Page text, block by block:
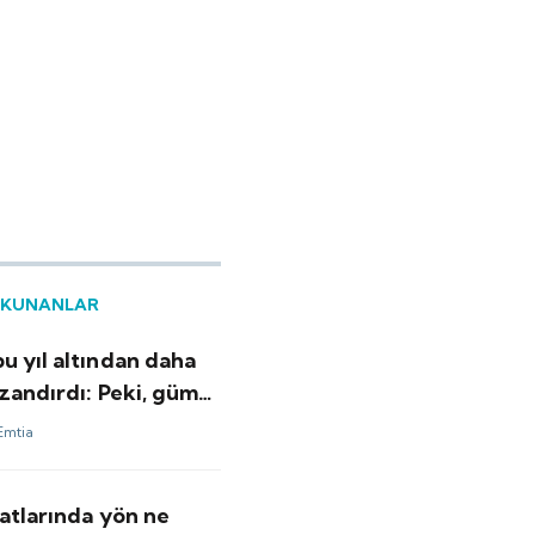
yıl altından daha
Peki, gümüş
bundan sonrası
yön ne